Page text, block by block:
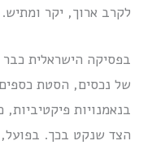
לקרב ארוך, יקר ומתיש.
בפסיקה הישראלית
של נכסים, הסטת
בנאמנויות פיקטיביות,
הצד שנקט בכך.